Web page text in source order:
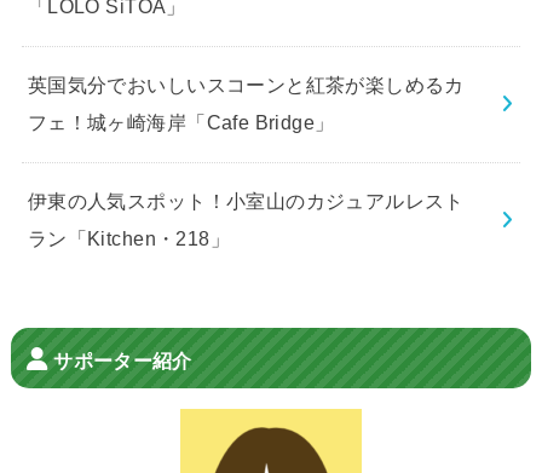
「LOLO SiTOA」
英国気分でおいしいスコーンと紅茶が楽しめるカ
フェ！城ヶ崎海岸「Cafe Bridge」
伊東の人気スポット！小室山のカジュアルレスト
ラン「Kitchen・218」
サポーター紹介